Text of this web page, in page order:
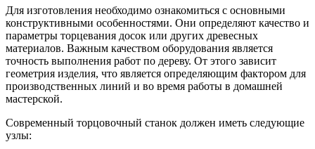
Для изготовления необходимо ознакомиться с основными
конструктивными особенностями. Они определяют качество и
параметры торцевания досок или других древесных
материалов. Важным качеством оборудования является
точность выполнения работ по дереву. От этого зависит
геометрия изделия, что является определяющим фактором для
производственных линий и во время работы в домашней
мастерской.
Современный торцовочный станок должен иметь следующие
узлы: